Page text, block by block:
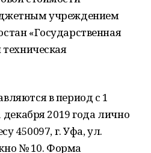
учреждением
«Государственная
в период с 1
2019 года лично
450097, г. Уфа, ул.
№ 10. Форма